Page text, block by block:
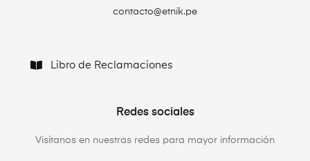
contacto@etnik.pe
Libro de Reclamaciones
Redes sociales
Visítanos en nuestras redes para mayor información